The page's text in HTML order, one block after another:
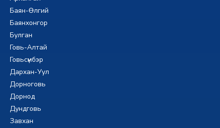
Баян-Өлгий
Баянхонгор
Булган
Говь-Алтай
Говьсүмбэр
Дархан-Уул
Дорноговь
Дорнод
Дундговь
Завхан